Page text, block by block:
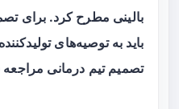
بالینی مطرح کرد. برای
باید به توصیه‌های
تصمیم تیم درمانی